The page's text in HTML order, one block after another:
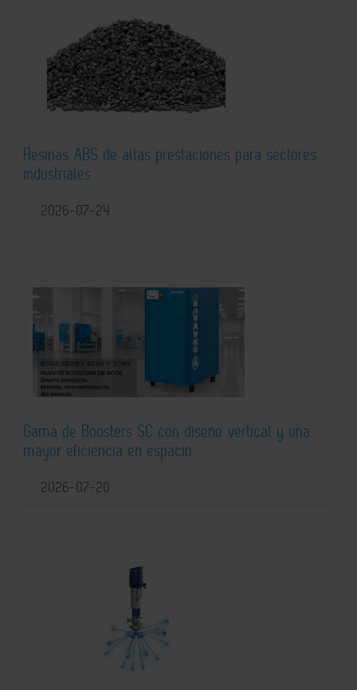
Resinas ABS de altas prestaciones para sectores
industriales
2026-07-24
Gama de Boosters SC con diseño vertical y una
mayor eficiencia en espacio
2026-07-20